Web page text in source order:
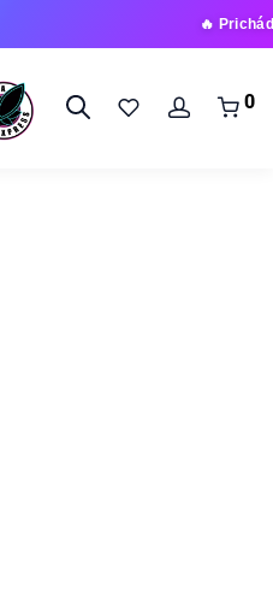
🔥 Prichádza nová
0